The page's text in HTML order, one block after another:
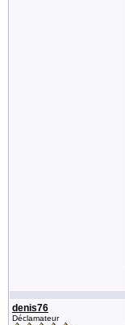
denis76
Déclamateur